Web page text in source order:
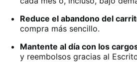
Reduce el abandono del
compra más sencillo.
Mantente al día con los
y reembolsos gracias al